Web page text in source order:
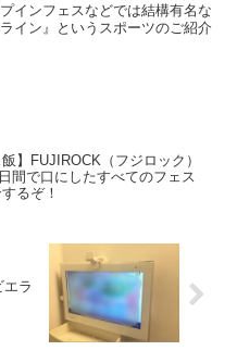
インフェスなどでは結構有名な
イン』というスポーツのご紹介
飯】FUJIROCK（フジロック）
間で口にしたすべてのフェス
るぞ！
ラ